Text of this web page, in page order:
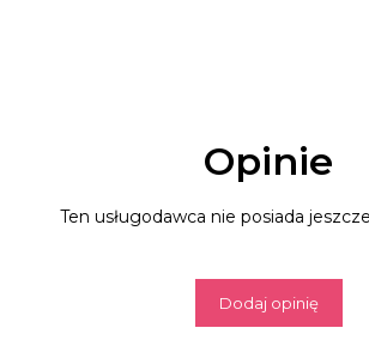
Opinie
Ten usługodawca nie posiada
Dodaj opinię